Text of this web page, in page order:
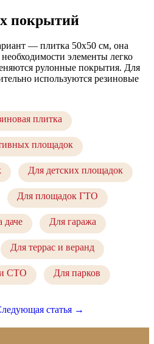
покрытий
— плитка 50х50 см, она
элементы легко
рулонные покрытия. Для
используются резиновые
плитка
площадок
Для детских площадок
Для площадок ГТО
даче Для гаража
Для террас и веранд
и СТО Для парков
статья →